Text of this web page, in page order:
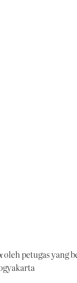
oleh petugas yang